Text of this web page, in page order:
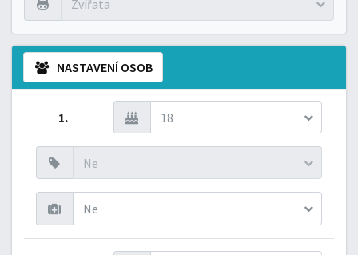
Zvířata
NASTAVENÍ OSOB
1. 18
Ne
Ne